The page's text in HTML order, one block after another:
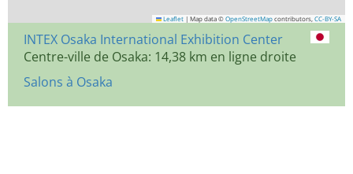
Leaflet | Map data © OpenStreetMap contributors, CC-BY-SA
INTEX Osaka International Exhibition Center
Centre-ville de Osaka: 14,38 km en ligne droite
Salons à Osaka